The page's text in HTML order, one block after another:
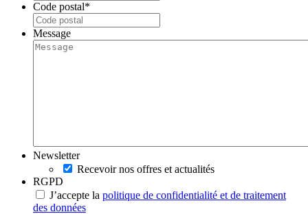
Code postal*
Message
Newsletter
Recevoir nos offres et actualités
RGPD
J’accepte la politique de confidentialité et de traitement
des données